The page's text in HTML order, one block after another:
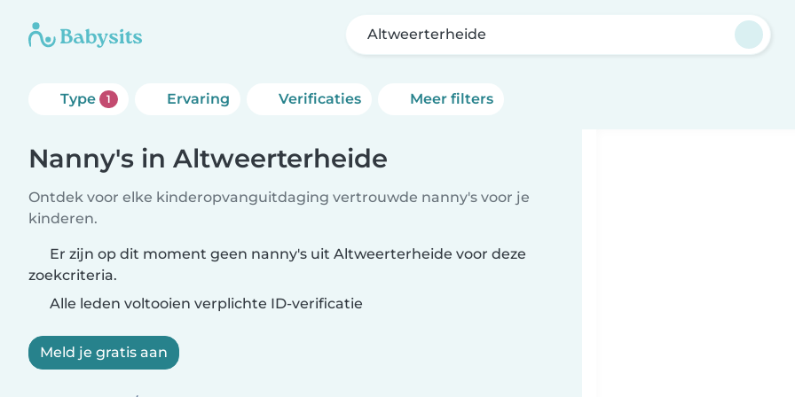
Altweerterheide
Type 1 Ervaring Verificaties Meer filters
Nanny's in Altweerterheide
Ontdek voor elke kinderopvanguitdaging vertrouwde nanny's voor je
kinderen.
Er zijn op dit moment geen nanny's uit Altweerterheide voor deze
zoekcriteria.
Alle leden voltooien verplichte ID-verificatie
Meld je gratis aan